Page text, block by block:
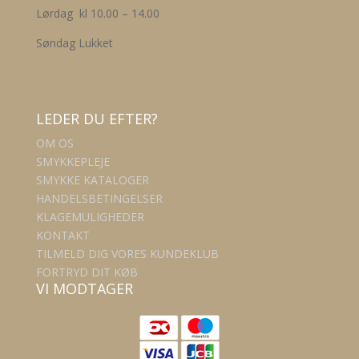
Lørdag kl 10.00 – 14.00
Søndag Lukket
LEDER DU EFTER?
OM OS
SMYKKEPLEJE
SMYKKE KATALOGER
HANDELSBETINGELSER
KLAGEMULIGHEDER
KONTAKT
TILMELD DIG VORES KUNDEKLUB
FORTRYD DIT KØB
VI MODTAGER